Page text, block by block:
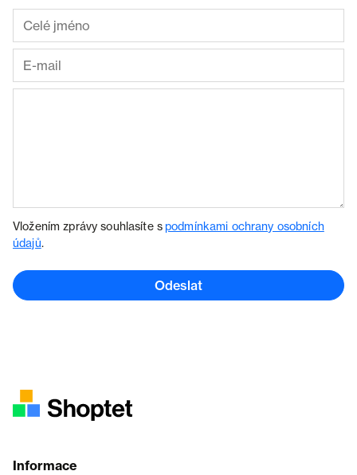
Vložením zprávy souhlasíte spodmínkami ochrany osobních
údajů.
Odeslat
Informace